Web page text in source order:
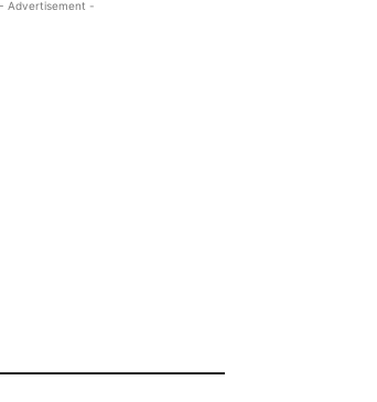
- Advertisement -